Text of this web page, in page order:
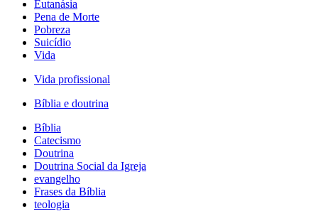
Eutanásia
Pena de Morte
Pobreza
Suicídio
Vida
Vida profissional
Bíblia e doutrina
Bíblia
Catecismo
Doutrina
Doutrina Social da Igreja
evangelho
Frases da Bíblia
teologia